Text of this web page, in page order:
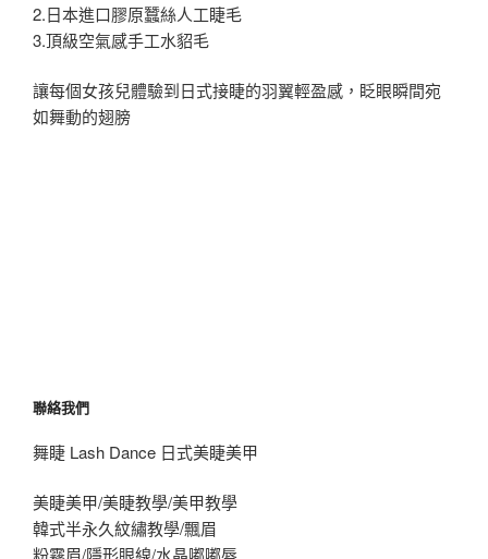
2.日本進口膠原蠶絲人工睫毛
3.頂級空氣感手工水貂毛
讓每個女孩兒體驗到日式接睫的羽翼輕盈感，眨眼瞬間宛
如舞動的翅膀
聯絡我們
舞睫 Lash Dance 日式美睫美甲
美睫美甲/美睫教學/美甲教學
韓式半永久紋繡教學/飄眉
粉霧眉/隱形眼線/水晶嘟嘟唇